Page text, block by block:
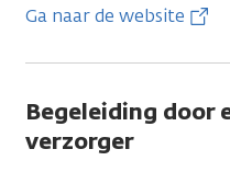
Ga naar de website
Begeleiding door
verzorger